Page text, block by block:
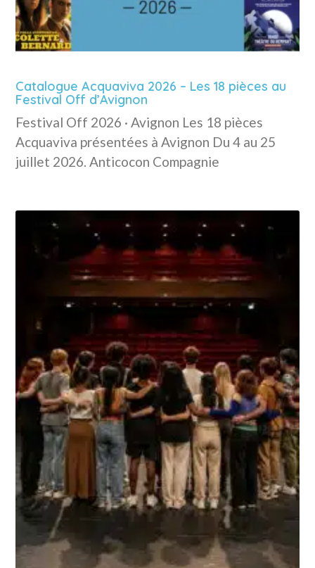
Catalogue Acquaviva 2026 – Les 18 pièces au
Festival Off d’Avignon
Festival Off 2026 · Avignon Les 18 pièces
Acquaviva présentées à Avignon Du 4 au 25
juillet 2026. Anticocon Compagnie